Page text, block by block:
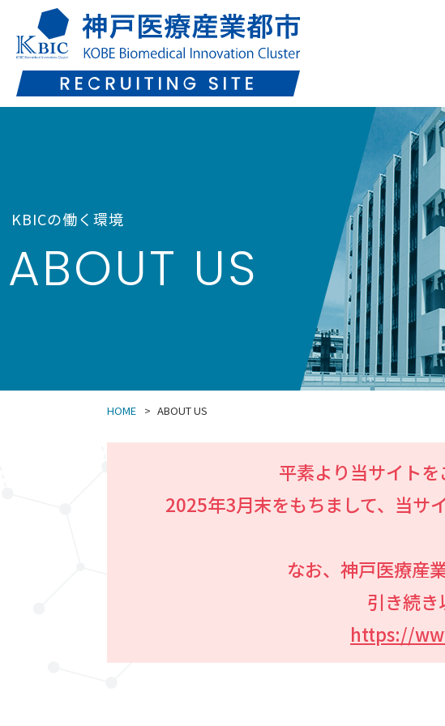
KBICの働く環境
ABOUT US
HOME ABOUT US
平素より当サイトを
2025年3月末をもちまして、当サ
なお、神戸医療産
引き続き
https://